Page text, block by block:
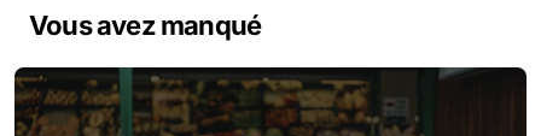
Vous avez manqué